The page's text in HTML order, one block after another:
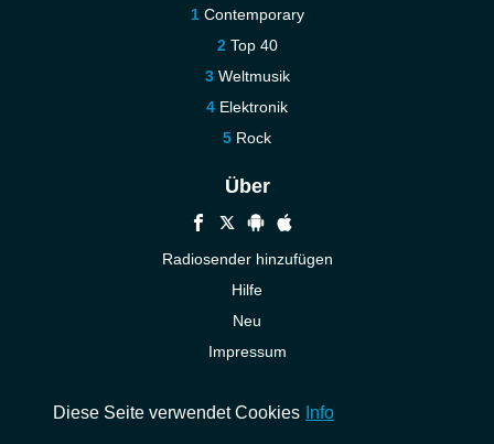
Contemporary
Top 40
Weltmusik
Elektronik
Rock
Über
Radiosender hinzufügen
Hilfe
Neu
Impressum
Diese Seite verwendet Cookies Info